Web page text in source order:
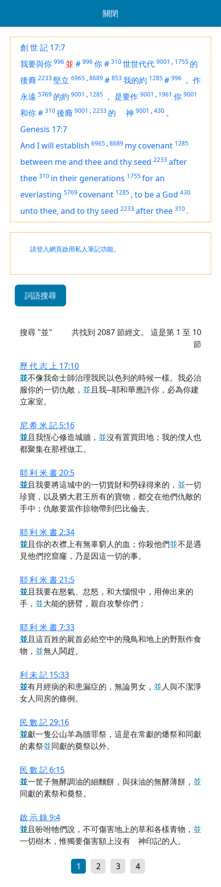
關閉
創 世 記 17:7
我要與你 996 並 # 996你# 310世世代代 9001 , 1755 的
後裔 2233堅立 6965 ,8689# 853我的約 1285# 996 ， 作
永遠 5769 的約 9001 , 1285 ， 是要作 9001 , 1961 你 9001
和你# 310後裔 9001 ,2233 的 神 9001 ,430 。
Genesis 17:7
And I will establish 6965 ,8689 my covenant 1285
between me and thee and thy seed 2233after
thee 310 in their generations 1755for an
everlasting 5769covenant 1285 , to be a God 430
unto thee, and to thy seed 2233after thee 310 .
請登入網頁啟用私人筆記功能。
詞語搜尋
搜尋 "並" 共找到 2087節經文。 這是第 1 至 10
節
歷 代 志 上 17:10
並不像我命士師治理我民以色列的時候一樣。我必治
服你的一切仇敵， 並且我─耶和華應許你，必為你建
立家室。
尼 希 米 記 5:16
並且我恆心修造城牆， 並沒有置買田地；我的僕人也
都聚集在那裡做工。
耶 利 米 書 20:5
並且我要將這城中的一切貨財和勞碌得來的， 並一切
珍寶，以及猶大君王所有的寶物，都交在他們仇敵的
手中；仇敵要當作掠物帶到巴比倫去。
耶 利 米 書 2:34
並且你的衣襟上有無辜窮人的血；你殺他們並不是遇
見他們挖窟窿，乃是因這一切的事。
耶 利 米 書 21:5
並且我要在怒氣、忿怒，和大惱恨中，用伸出來的
手， 並大能的膀臂，親自攻擊你們；
耶 利 米 書 7:33
並且這百姓的屍首必給空中的飛鳥和地上的野獸作食
物， 並無人鬨趕。
利 未 記 15:33
並有月經病的和患漏症的，無論男女， 並人與不潔淨
女人同房的條例。
民 數 記 29:16
並獻一隻公山羊為贖罪祭，這是在常獻的燔祭和同獻
的素祭並同獻的奠祭以外。
民 數 記 6:15
並一筐子無酵調油的細麵餅，與抹油的無酵薄餅， 並
同獻的素祭和奠祭。
啟 示 錄 9:4
並且吩咐牠們說，不可傷害地上的草和各樣青物， 並
一切樹木，惟獨要傷害額上沒有 神印記的人。
1 2 3 4